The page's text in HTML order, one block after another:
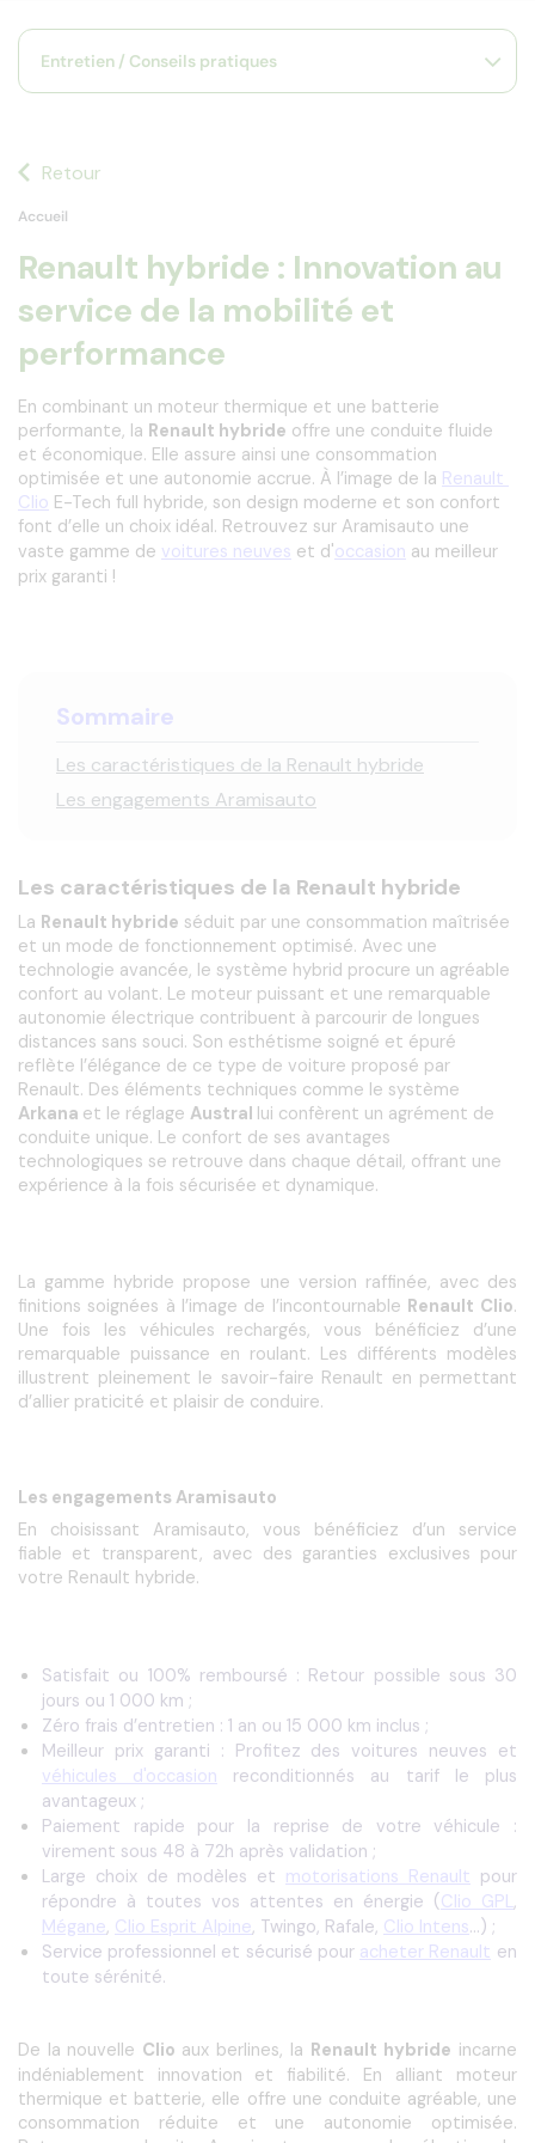
Entretien / Conseils pratiques
Retour
Accueil
Renault hybride : Innovation au
service de la mobilité et
performance
En combinant un moteur thermique et une batterie
performante, la Renault hybride offre une conduite fluide
et économique. Elle assure ainsi une consommation
optimisée et une autonomie accrue. À l’image de la Renault
Clio E-Tech full hybride, son design moderne et son confort
font d’elle un choix idéal. Retrouvez sur Aramisauto une
vaste gamme de voitures neuves et d'occasion au meilleur
prix garanti !
Sommaire
Les caractéristiques de la Renault hybride
Les engagements Aramisauto
Les caractéristiques de la Renault hybride
La Renault hybride séduit par une consommation maîtrisée
et un mode de fonctionnement optimisé. Avec une
technologie avancée, le système hybrid procure un agréable
confort au volant. Le moteur puissant et une remarquable
autonomie électrique contribuent à parcourir de longues
distances sans souci. Son esthétisme soigné et épuré
reflète l’élégance de ce type de voiture proposé par
Arkana et le réglage Austral lui confèrent un agrément de
conduite unique. Le confort de ses avantages
technologiques se retrouve dans chaque détail, offrant une
La gamme hybride propose une version raffinée, avec des
finitions soignées à l’image de l’incontournable Renault Clio.
Une fois les véhicules rechargés, vous bénéficiez d’une
remarquable puissance en roulant. Les différents modèles
illustrent pleinement le savoir-faire Renault en permettant
Les engagements Aramisauto
En choisissant Aramisauto, vous bénéficiez d’un service
fiable et transparent, avec des garanties exclusives pour
votre Renault hybride.
Satisfait ou 100% remboursé : Retour possible sous 30
jours ou 1 000 km ;
Zéro frais d’entretien : 1 an ou 15 000 km inclus ;
Meilleur prix garanti : Profitez des voitures neuves et
véhicules d'occasion reconditionnés au tarif le plus
avantageux ;
Paiement rapide pour la reprise de votre véhicule :
virement sous 48 à 72h après validation ;
Large choix de modèles et motorisations Renault pour
répondre à toutes vos attentes en énergie (Clio GPL,
Mégane, Clio Esprit Alpine, Twingo, Rafale, Clio Intens…) ;
Service professionnel et sécurisé pour acheter Renault en
toute sérénité.
De la nouvelle Clio aux berlines, la Renault hybride incarne
indéniablement innovation et fiabilité.
En alliant moteur
thermique et batterie, elle offre une conduite agréable, une
consommation réduite et une autonomie optimisée.